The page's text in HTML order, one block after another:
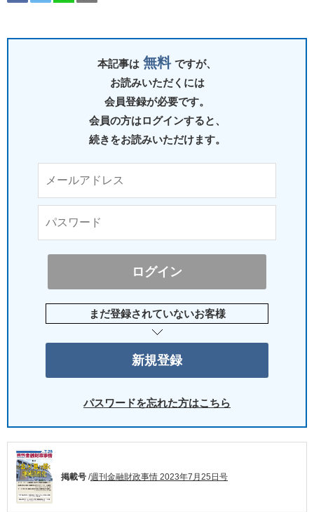
本記事は 無料 ですが、
お読みいただくには
会員登録が必要です。
会員の方はログインすると、
続きをお読みいただけます。
まだ登録されていないお客様
パスワードを忘れた方はこちら
掲載号 /週刊金融財政事情 2023年7月25日号